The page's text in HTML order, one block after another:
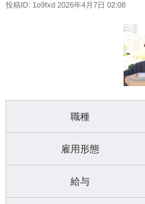
投稿ID: 1o9fxd 2026年4月7日 02:08
職種
雇用形態
給与